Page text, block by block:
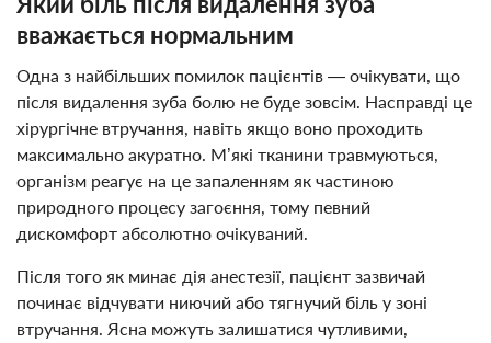
вважається нормальним
Одна з найбільших помилок пацієнтів — очікувати, що
після видалення зуба болю не буде зовсім. Насправді це
хірургічне втручання, навіть якщо воно проходить
максимально акуратно. М’які тканини травмуються,
організм реагує на це запаленням як частиною
природного процесу загоєння, тому певний
дискомфорт абсолютно очікуваний.
Після того як минає дія анестезії, пацієнт зазвичай
починає відчувати ниючий або тягнучий біль у зоні
втручання. Ясна можуть залишатися чутливими,